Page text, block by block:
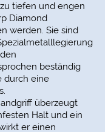
tiefen und engen
Diamond
werden. Sie sind
beständig
durch eine
überzeugt
Halt und ein
er einen